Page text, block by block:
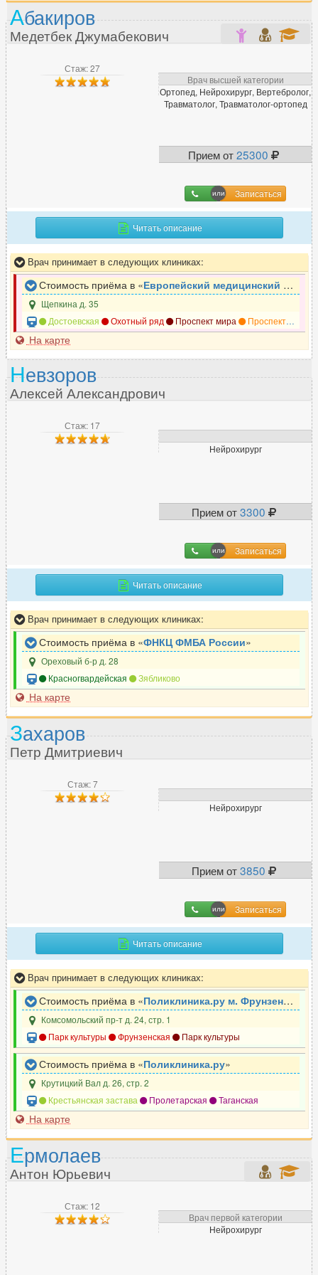
Стаж: 27
Врач высшей категории
Ортопед, Нейрохирург, Вертебролог,
Травматолог, Травматолог-ортопед
Прием от25300
Записаться
Абакиров
Медетбек Джумабекович
Читать описание
Врач принимает в следующих клиниках:
Стоимость приёма в «Европейский медицинский центр
Щепкина д. 35
Достоевская
Охотный ряд Проспект мира Проспект мира
На карте
Стаж: 17
Нейрохирург
Прием от3300
Записаться
Невзоров
Алексей Александрович
Читать описание
Врач принимает в следующих клиниках:
Стоимость приёма в «ФНКЦ ФМБА России»
Ореховый б-р д. 28
Красногвардейская
Зябликово
На карте
Стаж: 7
Нейрохирург
Прием от3850
Записаться
Захаров
Петр Дмитриевич
Читать описание
Врач принимает в следующих клиниках:
Стоимость приёма в «Поликлиника.ру м. Фрунзенская
Комсомольский пр-т д. 24, стр. 1
Парк культуры
Фрунзенская Парк культуры
Стоимость приёма в «Поликлиника.ру»
Крутицкий Вал д. 26, стр. 2
Крестьянская застава
Пролетарская Таганская
На карте
Стаж: 12
Врач первой категории
Нейрохирург
Ермолаев
Антон Юрьевич